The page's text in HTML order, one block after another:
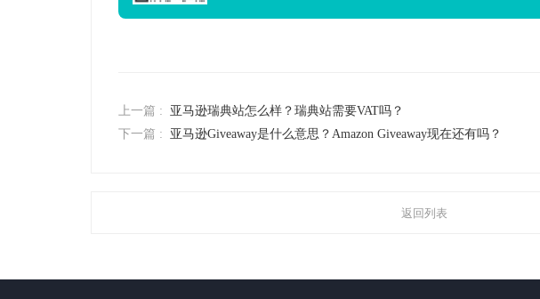
上一篇 :
亚马逊瑞典站怎么样？瑞典站需要VAT吗？
下一篇 :
亚马逊Giveaway是什么意思？Amazon Giveaway现在还有吗？
返回列表